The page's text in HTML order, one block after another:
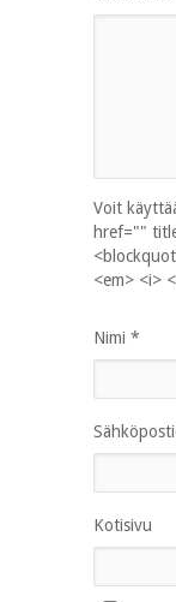
Voit
href=""
<em> <i>
Nimi *
Kotisivu